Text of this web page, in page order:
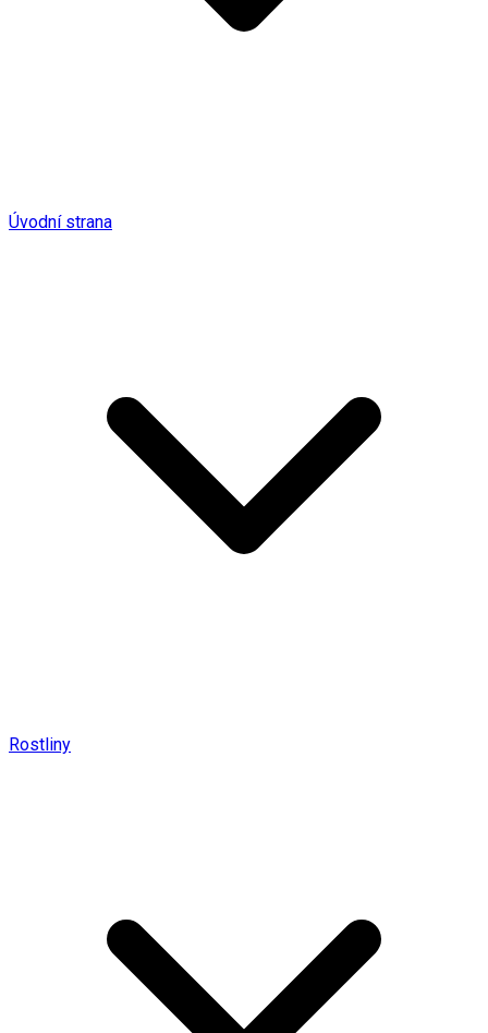
Úvodní strana
Rostliny